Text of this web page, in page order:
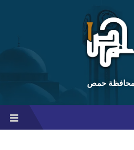
محافظة حمص